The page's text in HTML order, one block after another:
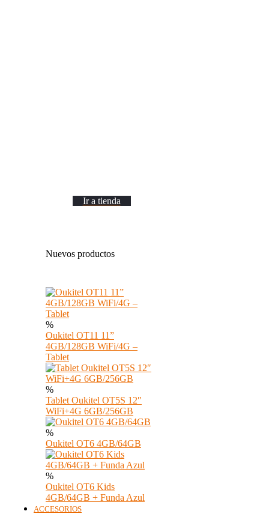
Ir a tienda
Nuevos productos
%
Oukitel OT11 11”
4GB/128GB WiFi/4G –
Tablet
%
Tablet Oukitel OT5S 12″
WiFi+4G 6GB/256GB
%
Oukitel OT6 4GB/64GB
%
Oukitel OT6 Kids
4GB/64GB + Funda Azul
ACCESORIOS